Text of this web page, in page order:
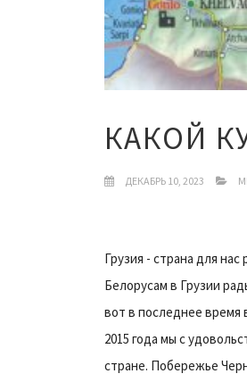
КАКОЙ
ДЕКАБРЬ 10, 2023
Грузия - страна для
Белорусам в Грузии
вот в последнее время
2015 года мы с
стране. Побережье